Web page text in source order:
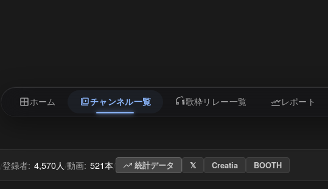
ホーム チャンネル一覧 歌枠リレー一覧 レポート
/登録者: 4,570人/動画: 521本/ 統計データ 𝕏 Creatia BOOTH